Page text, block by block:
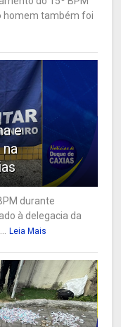
homem também foi
e
durante
à delegacia da
Leia Mais